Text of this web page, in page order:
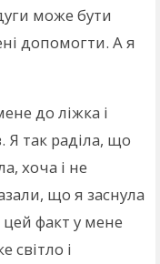
може бути
допомогти. А я
до ліжка і
Я так раділа, що
хоча і не
що я заснула
факт у мене
світло і